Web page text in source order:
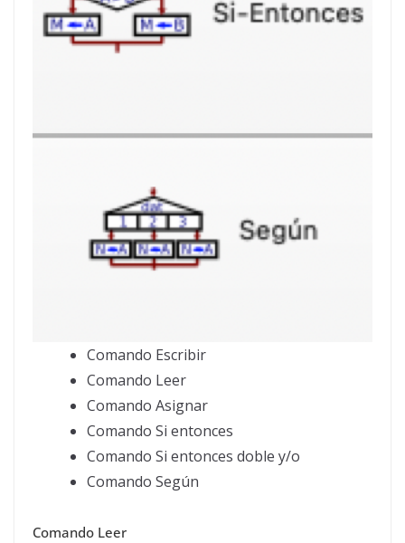
Comando Escribir
Comando Leer
Comando Asignar
Comando Si entonces
Comando Si entonces doble y/o
Comando Según
Comando Leer